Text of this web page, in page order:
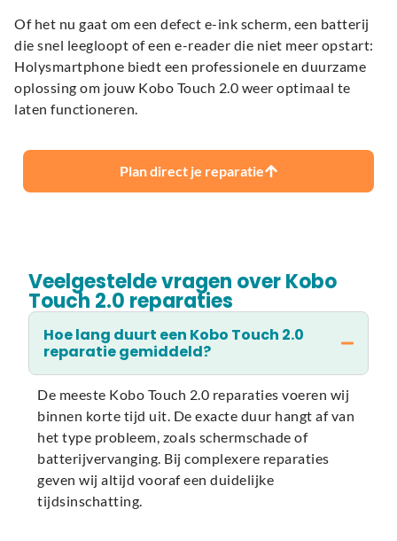
Of het nu gaat om een defect e-ink scherm, een batterij
die snel leegloopt of een e-reader die niet meer opstart:
Holysmartphone biedt een professionele en duurzame
oplossing om jouw Kobo Touch 2.0 weer optimaal te
laten functioneren.
Plan direct je reparatie
Veelgestelde vragen over Kobo
Touch 2.0 reparaties
Hoe lang duurt een Kobo Touch 2.0
reparatie gemiddeld?
De meeste Kobo Touch 2.0 reparaties voeren wij
binnen korte tijd uit. De exacte duur hangt af van
het type probleem, zoals schermschade of
batterijvervanging. Bij complexere reparaties
geven wij altijd vooraf een duidelijke
tijdsinschatting.